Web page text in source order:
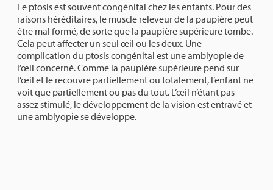
Le ptosis est souvent congénital chez les enfants. Pour des
raisons héréditaires, le muscle releveur de la paupière peut
être mal formé, de sorte que la paupière supérieure tombe.
Cela peut affecter un seul œil ou les deux. Une
complication du ptosis congénital est une amblyopie de
l’œil concerné. Comme la paupière supérieure pend sur
l’œil et le recouvre partiellement ou totalement, l’enfant ne
voit que partiellement ou pas du tout. L’œil n’étant pas
assez stimulé, le développement de la vision est entravé et
une amblyopie se développe.